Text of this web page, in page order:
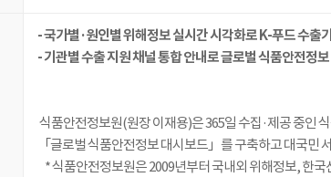
- 국가별·원인별 위해정보 실시간 시각화로 K-푸드 수출
- 기관별 수출 지원 채널 통합 안내로 글로벌 식품안전정
식품안전정보원(원장 이재용)은 365일 수집·제공 중인
「글로벌 식품안전정보 대시보드」를 구축하고 대국민
* 식품안전정보원은 2009년부터 국내외 위해정보, 한